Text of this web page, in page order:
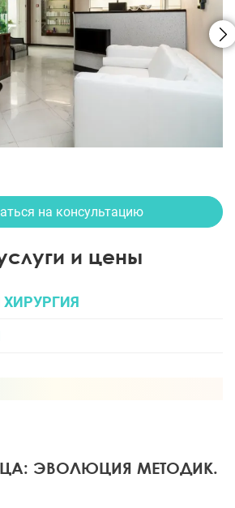
на консультацию
и цены
ЭВОЛЮЦИЯ МЕТОДИК.